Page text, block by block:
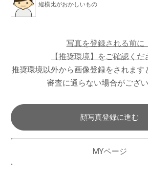
縦横比がおかしいもの
写真を登録される前に
【推奨環境】をご確認くだ
推奨環境以外から画像登録をされます
審査に通らない場合がござい
顔写真登録に進む
MYページ